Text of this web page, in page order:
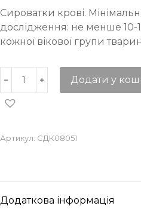
Сироватки крові.
дослідження: не менше 10-
кожної вікової групи тварин
Додати у
Артикул: СДК08051
Додаткова інформація